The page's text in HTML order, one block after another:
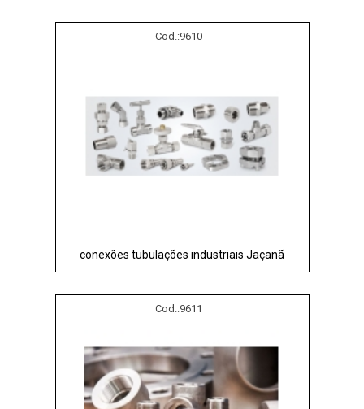
Cod.:9610
conexões tubulações industriais Jaçanã
Cod.:9611